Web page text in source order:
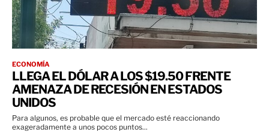
ECONOMÍA
LLEGA EL DÓLAR A LOS $19.50 FRENTE
AMENAZA DE RECESIÓN EN ESTADOS
UNIDOS
Para algunos, es probable que el mercado esté reaccionando
exageradamente a unos pocos puntos...